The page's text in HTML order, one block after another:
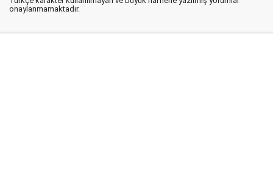
onaylanmamaktadır.